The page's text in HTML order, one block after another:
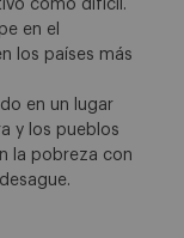
como difícil.
en el
los países más
en un lugar
y los pueblos
la pobreza con